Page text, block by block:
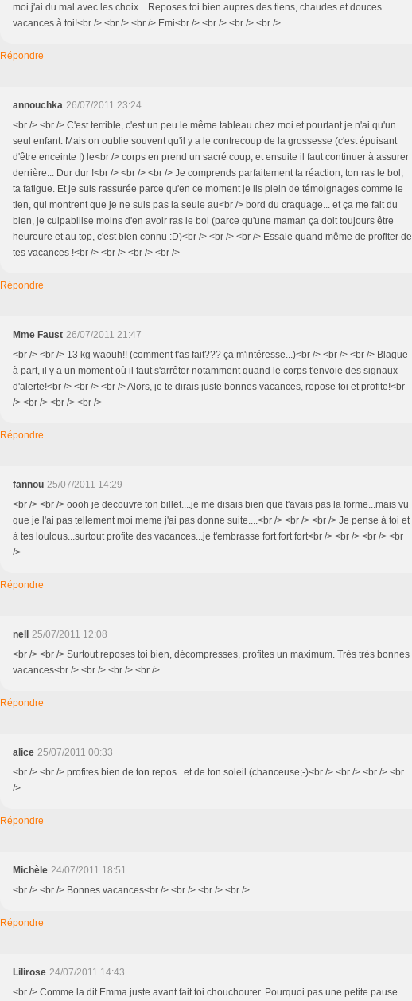
moi j'ai du mal avec les choix... Reposes toi bien aupres des tiens, chaudes et douces
vacances à toi!<br /> <br /> <br /> Emi<br /> <br /> <br /> <br />
Répondre
annouchka 26/07/2011 23:24
<br /> <br /> C'est terrible, c'est un peu le même tableau chez moi et pourtant je n'ai qu'un
seul enfant. Mais on oublie souvent qu'il y a le contrecoup de la grossesse (c'est épuisant
d'être enceinte !) le<br /> corps en prend un sacré coup, et ensuite il faut continuer à assurer
derrière... Dur dur !<br /> <br /> <br /> Je comprends parfaitement ta réaction, ton ras le bol,
ta fatigue. Et je suis rassurée parce qu'en ce moment je lis plein de témoignages comme le
tien, qui montrent que je ne suis pas la seule au<br /> bord du craquage... et ça me fait du
bien, je culpabilise moins d'en avoir ras le bol (parce qu'une maman ça doit toujours être
heureure et au top, c'est bien connu :D)<br /> <br /> <br /> Essaie quand même de profiter de
tes vacances !<br /> <br /> <br /> <br />
Répondre
Mme Faust 26/07/2011 21:47
<br /> <br /> 13 kg waouh!! (comment t'as fait??? ça m'intéresse...)<br /> <br /> <br /> Blague
à part, il y a un moment où il faut s'arrêter notamment quand le corps t'envoie des signaux
d'alerte!<br /> <br /> <br /> Alors, je te dirais juste bonnes vacances, repose toi et profite!<br
/> <br /> <br /> <br />
Répondre
fannou 25/07/2011 14:29
<br /> <br /> oooh je decouvre ton billet....je me disais bien que t'avais pas la forme...mais vu
que je l'ai pas tellement moi meme j'ai pas donne suite....<br /> <br /> <br /> Je pense à toi et
à tes loulous...surtout profite des vacances...je t'embrasse fort fort fort<br /> <br /> <br /> <br
/>
Répondre
nell 25/07/2011 12:08
<br /> <br /> Surtout reposes toi bien, décompresses, profites un maximum. Très très bonnes
vacances<br /> <br /> <br /> <br />
Répondre
alice 25/07/2011 00:33
<br /> <br /> profites bien de ton repos...et de ton soleil (chanceuse;-)<br /> <br /> <br /> <br
/>
Répondre
Michèle 24/07/2011 18:51
<br /> <br /> Bonnes vacances<br /> <br /> <br /> <br />
Répondre
Lilirose 24/07/2011 14:43
<br /> Comme la dit Emma juste avant fait toi chouchouter. Pourquoi pas une petite pause